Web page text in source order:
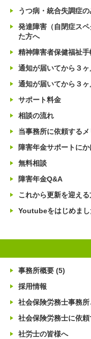
うつ病・統合失調症
発達障害（自閉症ス
た方へ
精神障害者保健福祉
通知が届いてから３
通知が届いてから３
サポート料金
相談の流れ
当事務所に依頼する
障害年金サポートに
無料相談
障害年金Q&A
これから更新を迎え
Youtubeをはじめまし
事務所概要 (5)
採用情報
社会保険労務士事務所
社会保険労務士に依
社労士の皆様へ